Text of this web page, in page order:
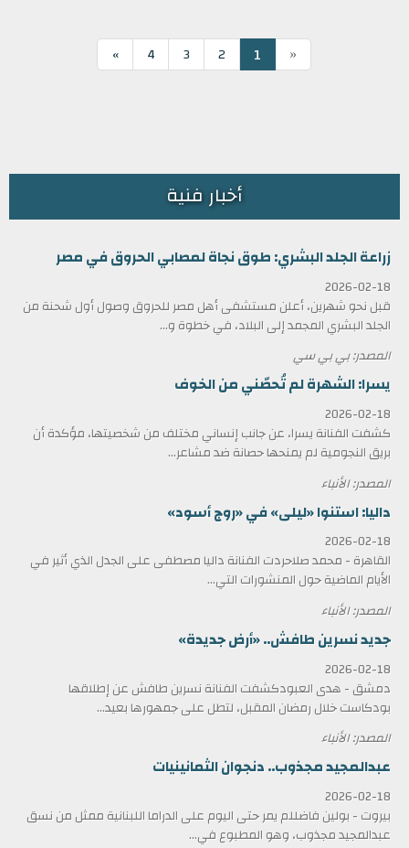
«
1
2
3
4
»
أخبار فنية
زراعة الجلد البشري: طوق نجاة لمصابي الحروق في مصر
2026-02-18
قبل نحو شهرين، أعلن مستشفى أهل مصر للحروق وصول أول شحنة من
الجلد البشري المجمد إلى البلاد، في خطوة و...
المصدر: بي بي سي
يسرا: الشهرة لم تُحصّني من الخوف
2026-02-18
كشفت الفنانة يسرا، عن جانب إنساني مختلف من شخصيتها، مؤكدة أن
بريق النجومية لم يمنحها حصانة ضد مشاعر...
المصدر: الأنباء
داليا: استنوا «ليلى» في «روج أسود»
2026-02-18
القاهرة - محمد صلاحردت الفنانة داليا مصطفى على الجدل الذي أثير في
الأيام الماضية حول المنشورات التي...
المصدر: الأنباء
جديد نسرين طافش.. «أرض جديدة»
2026-02-18
دمشق - هدى العبودكشفت الفنانة نسرين طافش عن إطلاقها
بودكاست خلال رمضان المقبل، لتطل على جمهورها بعيد...
المصدر: الأنباء
عبدالمجيد مجذوب.. دنجوان الثمانينيات
2026-02-18
بيروت - بولين فاضللم يمر حتى اليوم على الدراما اللبنانية ممثل من نسق
عبدالمجيد مجذوب، وهو المطبوع في...